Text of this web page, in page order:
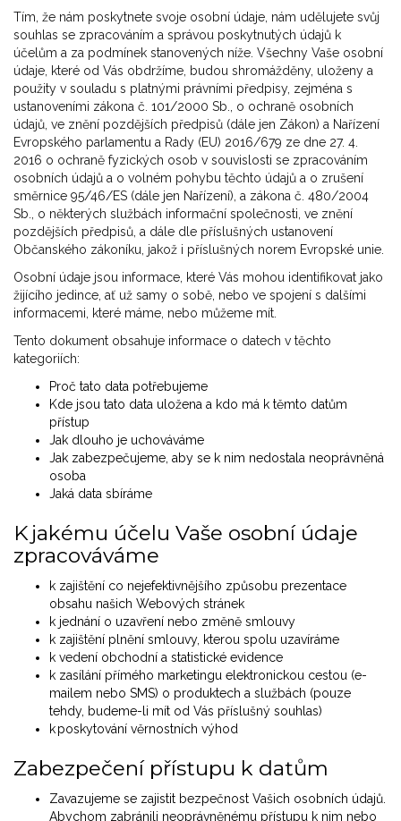
Tím, že nám poskytnete svoje osobní údaje, nám udělujete svůj
souhlas se zpracováním a správou poskytnutých údajů k
účelům a za podmínek stanovených níže. Všechny Vaše osobní
údaje, které od Vás obdržíme, budou shromážděny, uloženy a
použity v souladu s platnými právními předpisy, zejména s
ustanoveními zákona č. 101/2000 Sb., o ochraně osobních
údajů, ve znění pozdějších předpisů (dále jen Zákon) a Nařízení
Evropského parlamentu a Rady (EU) 2016/679 ze dne 27. 4.
2016 o ochraně fyzických osob v souvislosti se zpracováním
osobních údajů a o volném pohybu těchto údajů a o zrušení
směrnice 95/46/ES (dále jen Nařízení), a zákona č. 480/2004
Sb., o některých službách informační společnosti, ve znění
pozdějších předpisů, a dále dle příslušných ustanovení
Občanského zákoníku, jakož i příslušných norem Evropské unie.
Osobní údaje jsou informace, které Vás mohou identifikovat jako
žijícího jedince, ať už samy o sobě, nebo ve spojení s dalšími
informacemi, které máme, nebo můžeme mít.
Tento dokument obsahuje informace o datech v těchto
kategoriích:
Proč tato data potřebujeme
Kde jsou tato data uložena a kdo má k těmto datům
přístup
Jak dlouho je uchováváme
Jak zabezpečujeme, aby se k nim nedostala neoprávněná
osoba
Jaká data sbíráme
K jakému účelu Vaše osobní údaje
zpracováváme
k zajištění co nejefektivnějšího způsobu prezentace
obsahu našich Webových stránek
k jednání o uzavření nebo změně smlouvy
k zajištění plnění smlouvy, kterou spolu uzavíráme
k vedení obchodní a statistické evidence
k zasílání přímého marketingu elektronickou cestou (e-
mailem nebo SMS) o produktech a službách (pouze
tehdy, budeme-li mít od Vás příslušný souhlas)
k poskytování věrnostních výhod
Zabezpečení přístupu k datům
Zavazujeme se zajistit bezpečnost Vašich osobních údajů.
Abychom zabránili neoprávněnému přístupu k nim nebo